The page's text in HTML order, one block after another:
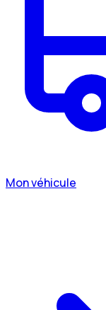
Mon véhicule